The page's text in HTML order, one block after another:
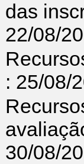
das
22/08/
: 25/08/
30/08/